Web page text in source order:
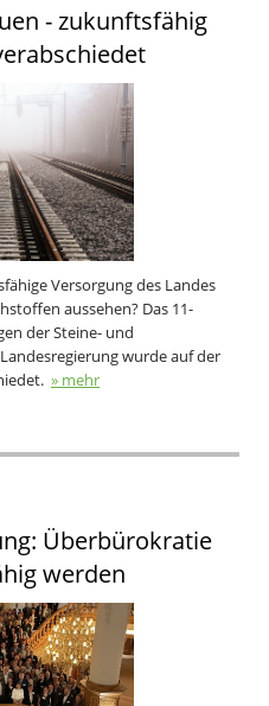
- zukunftsfähig
Versorgung des Landes
aussehen? Das 11-
der Steine- und
wurde auf der
» mehr
Überbürokratie
werden